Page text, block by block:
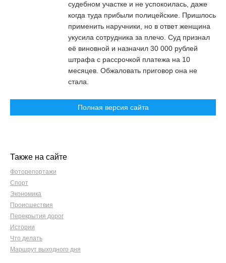
судебном участке и не успокоилась, даже
когда туда прибыли полицейские. Пришлось
применить наручники, но в ответ женщина
укусила сотрудника за плечо. Суд признал
её виновной и назначил 30 000 рублей
штрафа с рассрочкой платежа на 10
месяцев. Обжаловать приговор она не
стала.
Полная версия сайта
Также на сайте
Фоторепортажи
Спорт
Экономика
Происшествия
Перекрытия дорог
Истории
Что делать
Маршрут выходного дня